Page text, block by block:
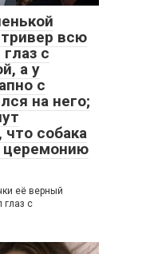
всю
с
а у
с
на него;
собака
церемонию
её верный
глаз с